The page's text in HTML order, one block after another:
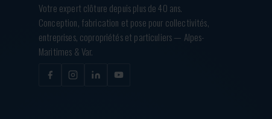
Votre expert clôture depuis plus de 40 ans.
Conception, fabrication et pose pour collectivités,
entreprises, copropriétés et particuliers — Alpes-
Maritimes & Var.